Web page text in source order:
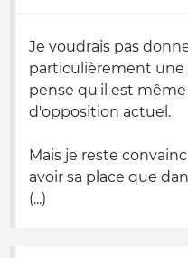
Je voudrais pas
particulièrement une
pense qu'il est
d'opposition actuel.
Mais je reste
avoir sa place que
(...)